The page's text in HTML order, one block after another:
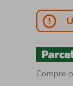
Compre